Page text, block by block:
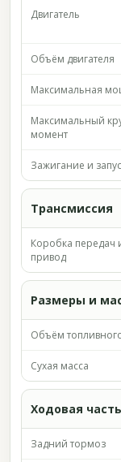
Двигатель
Объём двигателя
Максимальная
Максимальный
момент
Зажигание и
Трансмиссия
Коробка передач
привод
Размеры и
Объём
Сухая масса
Ходовая
Задний тормоз